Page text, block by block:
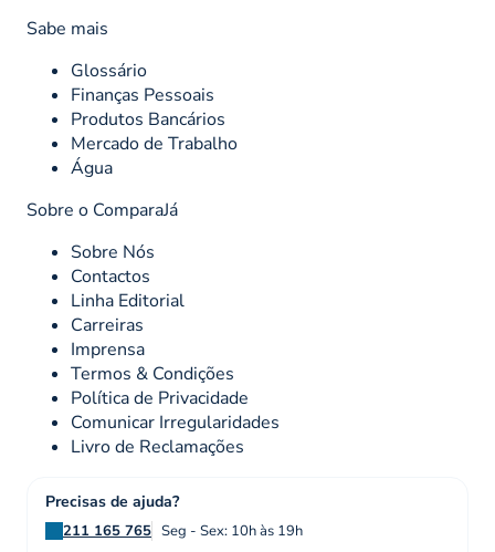
Sabe mais
Glossário
Finanças Pessoais
Produtos Bancários
Mercado de Trabalho
Água
Sobre o ComparaJá
Sobre Nós
Contactos
Linha Editorial
Carreiras
Imprensa
Termos & Condições
Política de Privacidade
Comunicar Irregularidades
Livro de Reclamações
Precisas de ajuda?
211 165 765 Seg - Sex: 10h às 19h